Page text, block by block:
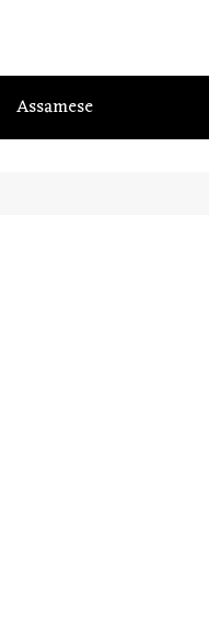
Assamese